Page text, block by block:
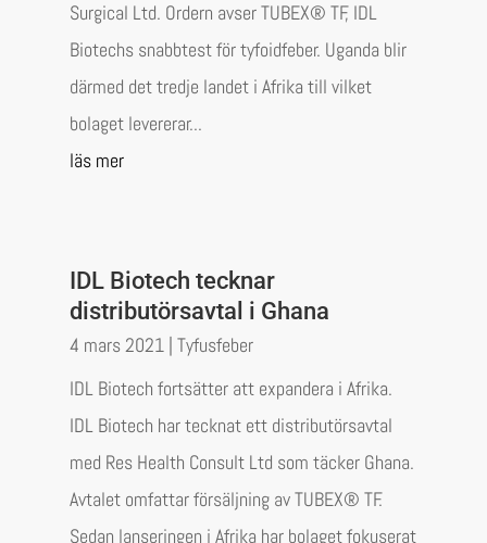
Surgical Ltd. Ordern avser TUBEX® TF, IDL
Biotechs snabbtest för tyfoidfeber. Uganda blir
därmed det tredje landet i Afrika till vilket
bolaget levererar...
läs mer
IDL Biotech tecknar
distributörsavtal i Ghana
4 mars 2021 | Tyfusfeber
IDL Biotech fortsätter att expandera i Afrika.
IDL Biotech har tecknat ett distributörsavtal
med Res Health Consult Ltd som täcker Ghana.
Avtalet omfattar försäljning av TUBEX® TF.
Sedan lanseringen i Afrika har bolaget fokuserat